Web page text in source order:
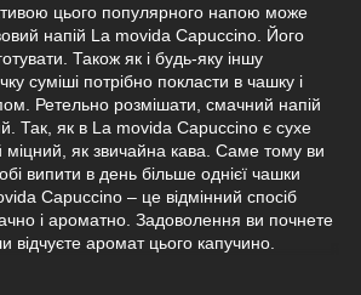
цього популярного напою може
напій La movida Capuccino. Його
Також як і будь-яку іншу
суміші потрібно покласти в чашку і
Ретельно розмішати, смачний напій
Так, як в La movida Capuccino є сухе
міцний, як звичайна кава. Саме тому ви
випити в день більше однієї чашки
Capuccino – це відмінний спосіб
і ароматно. Задоволення ви почнете
відчуєте аромат цього капучино.